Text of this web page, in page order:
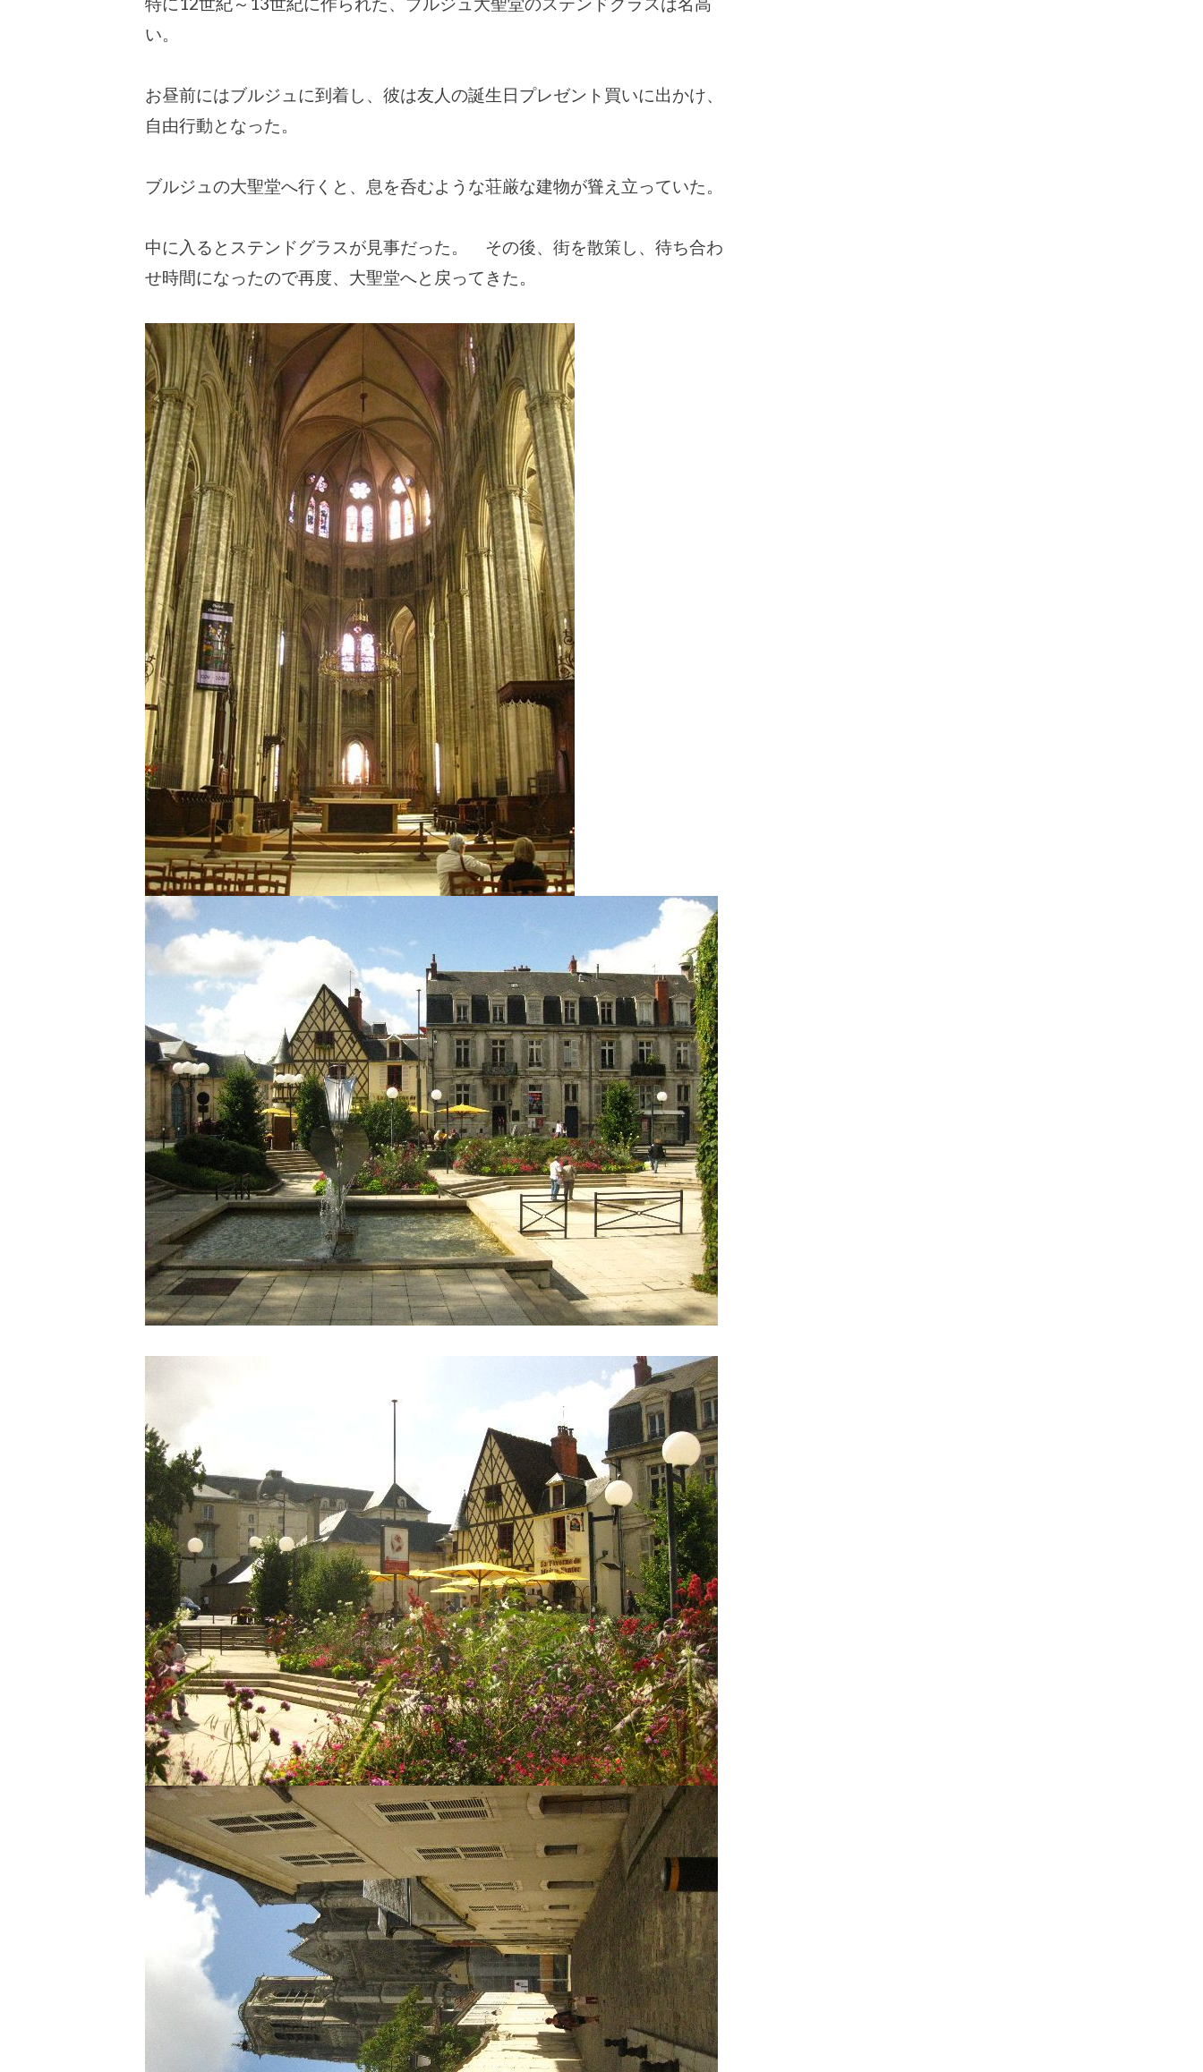
い。
お昼前にはブルジュに到着し、彼は友人の誕生日プレゼント買いに出かけ、
自由行動となった。
ブルジュの大聖堂へ行くと、息を呑むような荘厳な建物が聳え立っていた。
中に入るとステンドグラスが見事だった。 その後、街を散策し、待ち合わ
せ時間になったので再度、大聖堂へと戻ってきた。